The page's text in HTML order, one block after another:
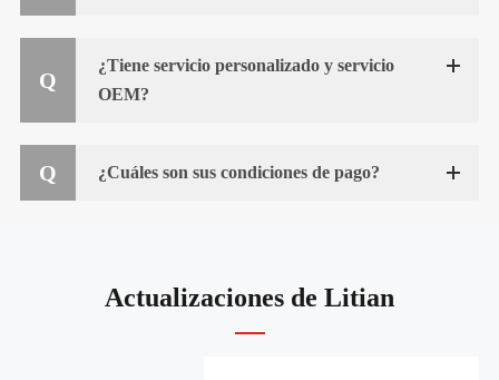
¿Tiene servicio personalizado y servicio
OEM?
¿Cuáles son sus condiciones de pago?
Actualizaciones de Litian